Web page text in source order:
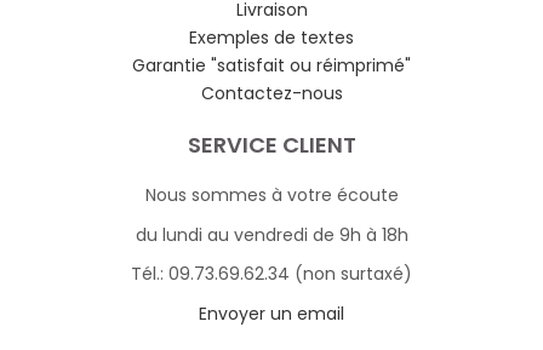
Livraison
Exemples de textes
Garantie "satisfait ou réimprimé"
Contactez-nous
SERVICE CLIENT
Nous sommes à votre écoute
du lundi au vendredi de 9h à 18h
Tél.: 09.73.69.62.34 (non surtaxé)
Envoyer un email